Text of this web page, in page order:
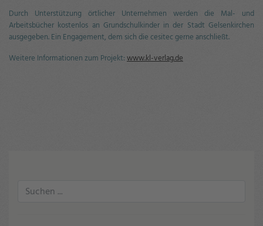
Durch Unterstützung örtlicher Unternehmen werden die Mal- und
Arbeitsbücher kostenlos an Grundschulkinder in der Stadt Gelsenkirchen
ausgegeben. Ein Engagement, dem sich die cesitec gerne anschließt.
Weitere Informationen zum Projekt:www.kl-verlag.de